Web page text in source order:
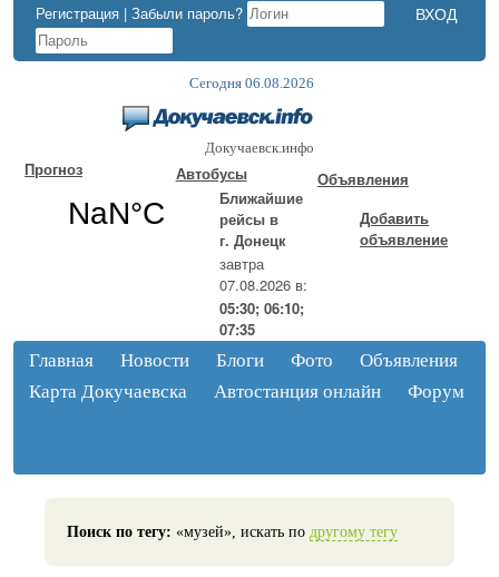
Регистрация | Забыли пароль?
Сегодня 06.08.2026
Докучаевск.инфо
Прогноз
Автобусы
Ближайшие
рейсы в
г. Донецк
завтра
07.08.2026 в:
05:30; 06:10;
07:35
Объявления
Добавить
объявление
Главная Новости Блоги Фото
Объявления
Карта Докучаевска
Автостанция онлайн Форум
Поиск по тегу: «музей», искать по другому тегу